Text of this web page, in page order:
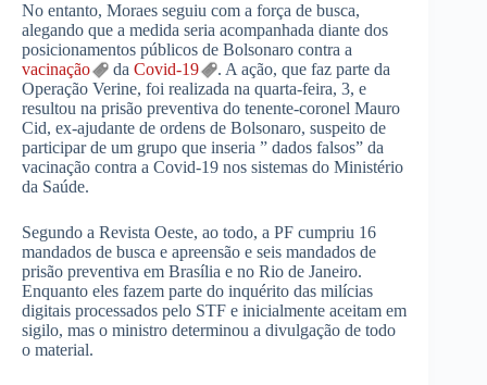
No entanto, Moraes seguiu com a força de busca,
alegando que a medida seria acompanhada diante dos
posicionamentos públicos de Bolsonaro contra a
vacinação
da Covid-19
. A ação, que faz parte da
Operação Verine, foi realizada na quarta-feira, 3, e
resultou na prisão preventiva do tenente-coronel Mauro
Cid, ex-ajudante de ordens de Bolsonaro, suspeito de
participar de um grupo que inseria ” dados falsos” da
vacinação contra a Covid-19 nos sistemas do Ministério
da Saúde.
Segundo a Revista Oeste, ao todo, a PF cumpriu 16
mandados de busca e apreensão e seis mandados de
prisão preventiva em Brasília e no Rio de Janeiro.
Enquanto eles fazem parte do inquérito das milícias
digitais processados ​​pelo STF e inicialmente aceitam em
sigilo, mas o ministro determinou a divulgação de todo
o material.